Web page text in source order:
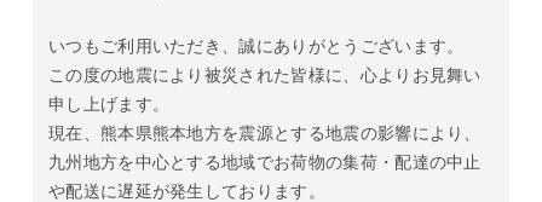
いつもご利用いただき、誠にありがとうございます。
この度の地震により被災された皆様に、心よりお見舞い
申し上げます。
現在、熊本県熊本地方を震源とする地震の影響により、
九州地方を中心とする地域でお荷物の集荷・配達の中止
や配送に遅延が発生しております。